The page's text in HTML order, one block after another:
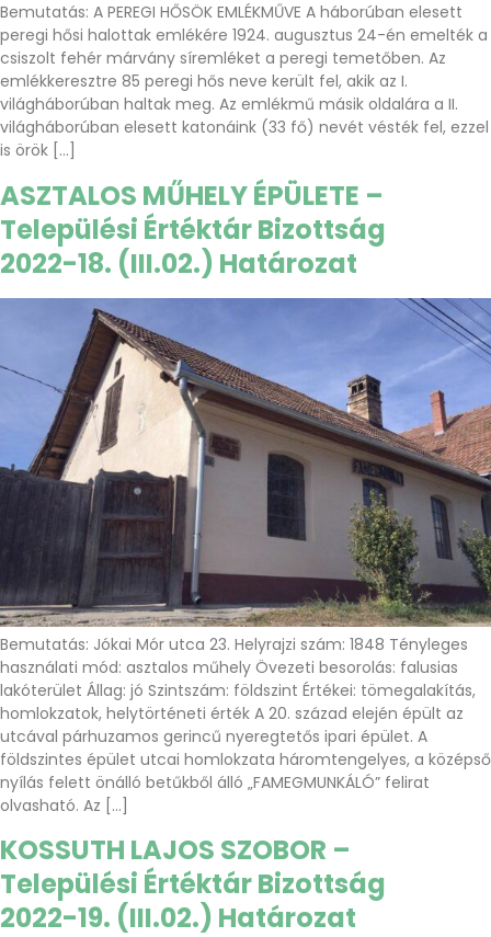
Bemutatás: A PEREGI HŐSÖK EMLÉKMŰVE A háborúban elesett
peregi hősi halottak emlékére 1924. augusztus 24-én emelték a
csiszolt fehér márvány síremléket a peregi temetőben. Az
emlékkeresztre 85 peregi hős neve került fel, akik az I.
világháborúban haltak meg. Az emlékmű másik oldalára a II.
világháborúban elesett katonáink (33 fő) nevét vésték fel, ezzel
is örök […]
ASZTALOS MŰHELY ÉPÜLETE –
Települési Értéktár Bizottság
2022-18. (III.02.) Határozat
Bemutatás: Jókai Mór utca 23. Helyrajzi szám: 1848 Tényleges
használati mód: asztalos műhely Övezeti besorolás: falusias
lakóterület Állag: jó Szintszám: földszint Értékei: tömegalakítás,
homlokzatok, helytörténeti érték A 20. század elején épült az
utcával párhuzamos gerincű nyeregtetős ipari épület. A
földszintes épület utcai homlokzata háromtengelyes, a középső
nyílás felett önálló betűkből álló „FAMEGMUNKÁLÓ” felirat
olvasható. Az […]
KOSSUTH LAJOS SZOBOR –
Települési Értéktár Bizottság
2022-19. (III.02.) Határozat